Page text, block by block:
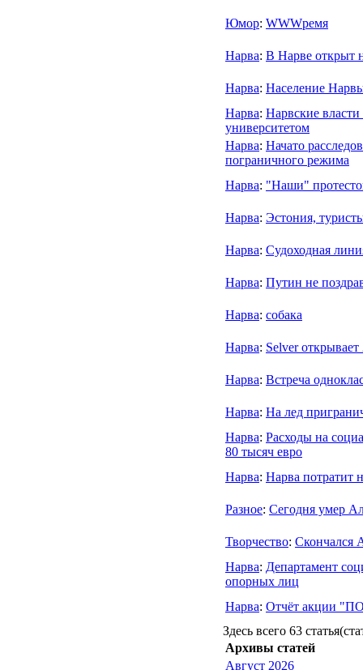
Юмор: WWWремя
Нарва: В Нарве открыт
Нарва: Население
Нарва: Нарвские
университетом
Нарва: Hачато
пограничного режима
Нарва: "Наши"
Нарва: Эстония,
Нарва: Судоходная
Нарва: Путин не
Нарва: собака
Нарва: Selver
Нарва: Встреча
Нарва: На лед
Нарва: Расходы на
80 тысяч евро
Нарва: Нарва потратит
Разное: Сегодня умер
Творчество: Скончался
Нарва: Департамент
опорных лиц
Нарва: Отчёт акции
Здесь всего 63
Архивы статей
Август 2026